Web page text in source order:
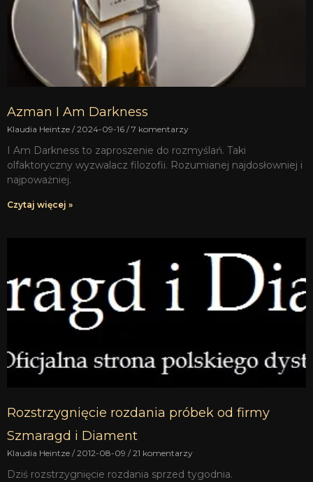
Azman I Am Darkness
Klaudia Heintze 2024-09-16 7 komentarzy
I Am Darkness to zaproszenie do rozmyślań. Taki
olfaktoryczny wyzwalacz filozofii. Rozumianej najdosłowniej i
najpoważniej.
Czytaj więcej »
Rozstrzygnięcie rozdania próbek od firmy
Szmaragd i Diament
Klaudia Heintze 2012-08-09 21 komentarzy
Dziś rozstrzygnięcie rozdania sprzed tygodnia.